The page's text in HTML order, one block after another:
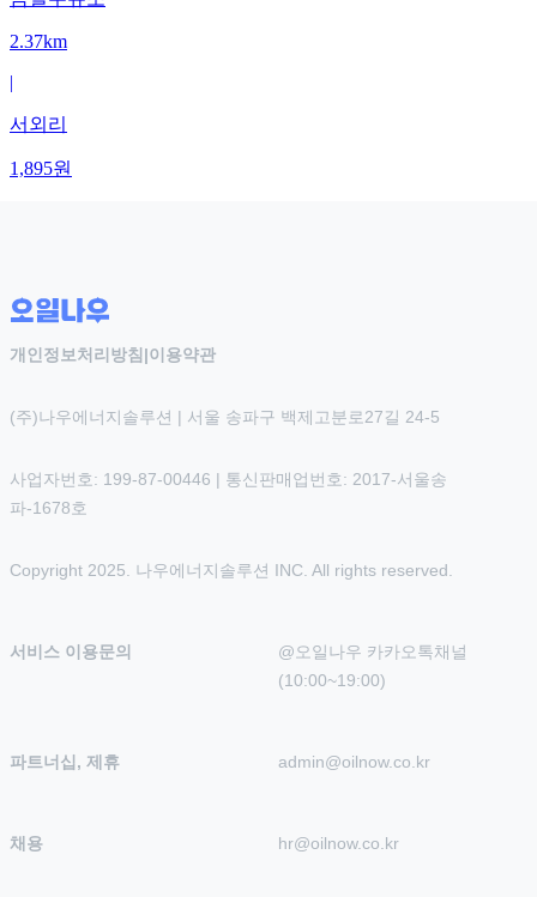
2.37km
|
서외리
1,895원
개인정보처리방침 |이용약관
(주)나우에너지솔루션 | 서울 송파구 백제고분로27길 24-5
사업자번호: 199-87-00446 | 통신판매업번호: 2017-서울송
파-1678호
Copyright 2025. 나우에너지솔루션 INC. All rights reserved.
서비스 이용문의
@오일나우 카카오톡채널
(10:00~19:00)
파트너십, 제휴 admin@oilnow.co.kr
채용 hr@oilnow.co.kr